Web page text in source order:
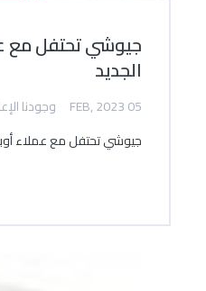
جيوشي تحتفل مع
الجديد
05 FEB, 2023
وجودنا
جيوشي تحتفل مع عملاء